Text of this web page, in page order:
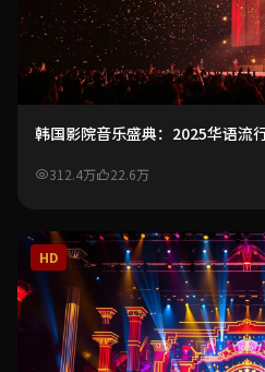
韩国影院音乐盛典：2025华语流
312.4万 22.6万
HD